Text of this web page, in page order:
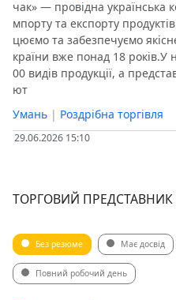
чак» — провідна українська
мпорту та експорту
цюємо та забезпечуємо
країни вже понад 18
00 видів продукції, а
ют
Умань | Роздрібна торгівля
29.06.2026 15:10
ТОРГОВИЙ ПРЕДСТАВНИК
Без резюме Має досвід
Повний робочий день